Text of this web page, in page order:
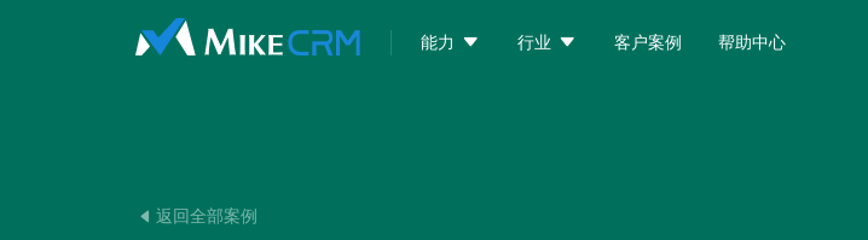
能力  行业  客户案例 帮助中心
 返回全部案例